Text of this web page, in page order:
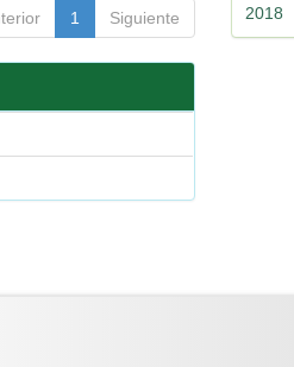
1 Siguiente 2018